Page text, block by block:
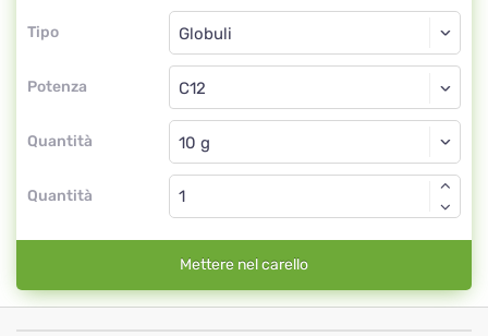
Tipo
Tipo
Potenza
Globuli
C12
Quantità
Globuli
Quantità
Mettere nel carello